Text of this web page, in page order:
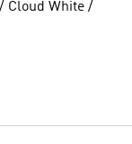
Cloud White /